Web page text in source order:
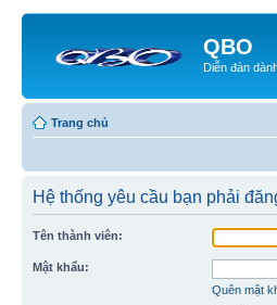
QBO
Diễn đàn
Trang chủ
Hệ thống yêu cầu bạn phải
Tên thành viên:
Mật khẩu:
Quên mật